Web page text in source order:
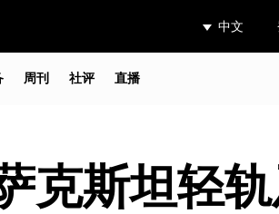
中文
周刊 社评 直播
克斯坦轻轨